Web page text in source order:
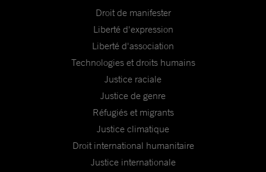
Droit de manifester
Liberté d'expression
Liberté d'association
Technologies et droits humains
Justice raciale
Justice de genre
Réfugiés et migrants
Justice climatique
Droit international humanitaire
Justice internationale